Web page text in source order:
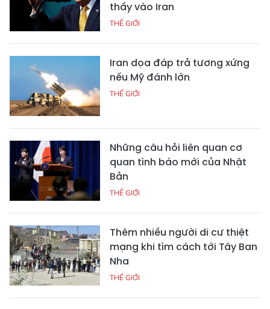
thấy vào Iran
THẾ GIỚI
Iran dọa đáp trả tương xứng
nếu Mỹ đánh lớn
THẾ GIỚI
Những câu hỏi liên quan cơ
quan tình báo mới của Nhật
Bản
THẾ GIỚI
Thêm nhiều người di cư thiệt
mạng khi tìm cách tới Tây Ban
Nha
THẾ GIỚI